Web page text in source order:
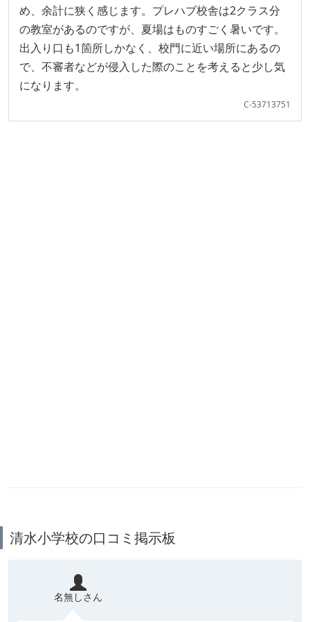
め、余計に狭く感じます。プレハブ校舎は2クラス分
の教室があるのですが、夏場はものすごく暑いです。
出入り口も1箇所しかなく、校門に近い場所にあるの
で、不審者などが侵入した際のことを考えると少し気
になります。
C-53713751
清水小学校の口コミ掲示板
名無しさん